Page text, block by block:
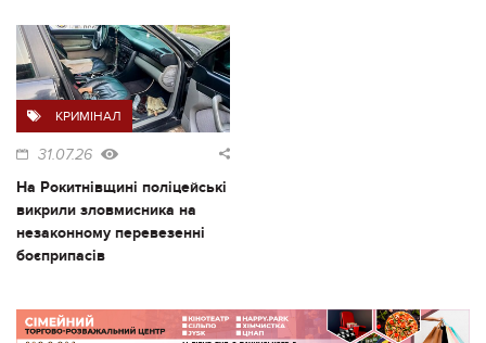
КРИМІНАЛ
31.07.26
На Рокитнівщині поліцейські
викрили зловмисника на
незаконному перевезенні
боєприпасів